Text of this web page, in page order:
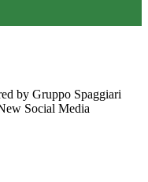
by Gruppo Spaggiari
Social Media